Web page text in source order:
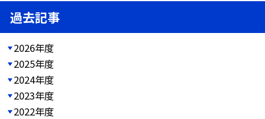
過去記事
2026年度
2025年度
2024年度
2023年度
2022年度